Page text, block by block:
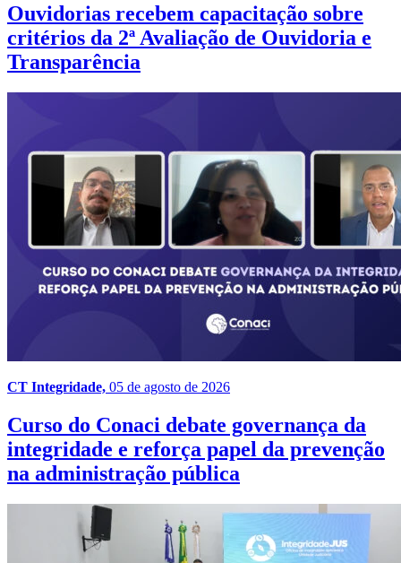
Ouvidorias recebem capacitação sobre
critérios da 2ª Avaliação de Ouvidoria e
Transparência
CT Integridade, 05 de agosto de 2026
Curso do Conaci debate governança da
integridade e reforça papel da prevenção
na administração pública